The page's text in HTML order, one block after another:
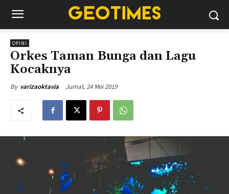
OPINI
Orkes Taman Bunga dan Lagu
Kocaknya
By varizaoktavia Jumat, 24 Mei 2019